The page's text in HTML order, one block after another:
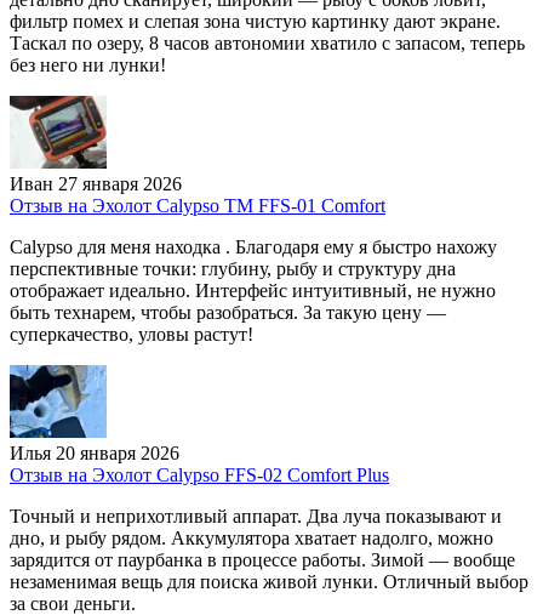
фильтр помех и слепая зона чистую картинку дают экране.
Таскал по озеру, 8 часов автономии хватило с запасом, теперь
без него ни лунки!
Иван 27 января 2026
Отзыв на Эхолот Calypso TM FFS-01 Comfort
Calypso для меня находка . Благодаря ему я быстро нахожу
перспективные точки: глубину, рыбу и структуру дна
отображает идеально. Интерфейс интуитивный, не нужно
быть технарем, чтобы разобраться. За такую цену —
суперкачество, уловы растут!
Илья 20 января 2026
Отзыв на Эхолот Calypso FFS-02 Comfort Plus
Точный и неприхотливый аппарат. Два луча показывают и
дно, и рыбу рядом. Аккумулятора хватает надолго, можно
зарядится от паурбанка в процессе работы. Зимой — вообще
незаменимая вещь для поиска живой лунки. Отличный выбор
за свои деньги.